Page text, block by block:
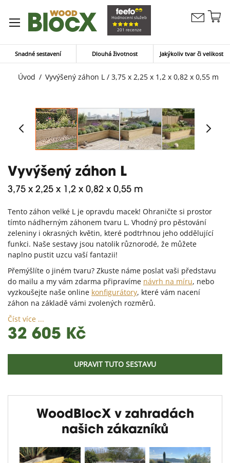
Hodnocení služeb
201 recenze
Kontaktujte
Snadné sestavení Dlouhá životnost Jakýkoliv tvar či velikost
Úvod Vyvýšený záhon L / 3,75 x 2,25 x 1,2 x 0,82 x 0,55 m
Vyvýšený záhon L
3,75 x 2,25 x 1,2 x 0,82 x 0,55 m
Tento záhon velké L je opravdu macek! Ohraničte si prostor
tímto nádherným záhonem tvaru L. Vhodný pro pěstování
zeleniny i okrasných květin, které podtrhnou jeho oddělující
funkci. Naše sestavy jsou natolik různorodé, že můžete
naplno pustit uzcu vaší fantazii!
Přemýšlíte o jiném tvaru? Zkuste náme poslat vaši představu
do mailu a my vám zdarma připravíme návrh na míru, nebo
vyzkoušejte naše online konfigurátory, které vám nacení
záhon na základě vámi zvolených rozměrů.
Číst více ...
32 605 Kč
UPRAVIT TUTO SESTAVU
WoodBlocX v zahradách
našich zákazníků